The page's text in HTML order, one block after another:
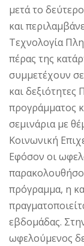
μετά το
και
Τεχνολογία
πέρας της
συμμετέχουν σε
και
προγράμματος
σεμινάρια με
Κοινωνική
Εφόσον οι
πρόγραμμα, η
εβδομάδας.
ωφελούμενος